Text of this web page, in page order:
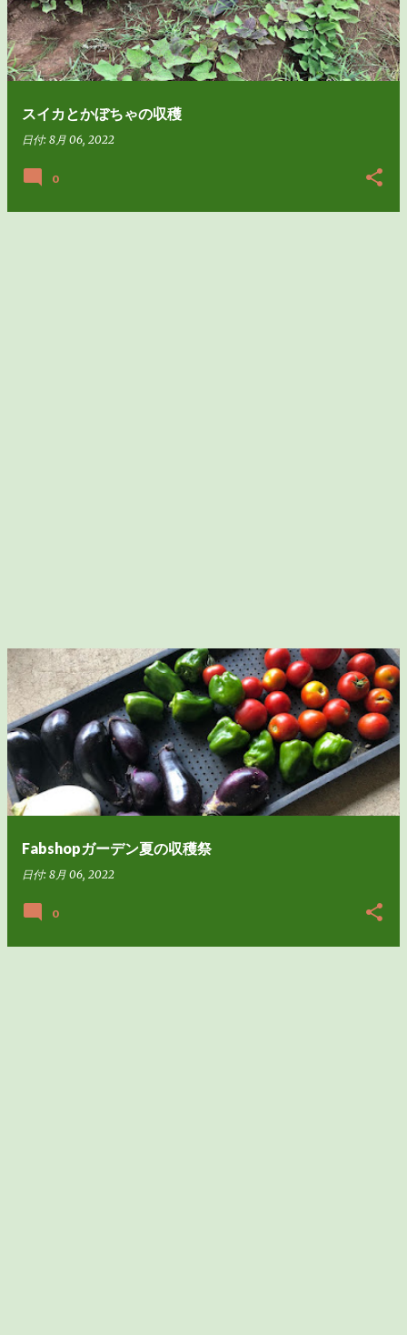
スイカとかぼちゃの収穫
日付: 8月 06, 2022
0
Fabshopガーデン夏の収穫祭
日付: 8月 06, 2022
0